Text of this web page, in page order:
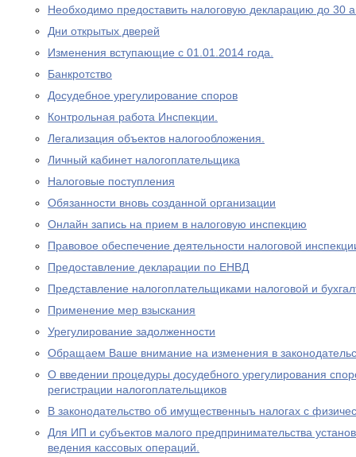
Необходимо предоставить налоговую декларацию до 30
Дни открытых дверей
Изменения вступающие с 01.01.2014 года.
Банкротство
Досудебное урегулирование споров
Контрольная работа Инспекции.
Легализация объектов налогообложения.
Личный кабинет налогоплательщика
Налоговые поступления
Обязанности вновь созданной организации
Онлайн запись на прием в налоговую инспекцию
Правовое обеспечение деятельности налоговой
Предоставление декларации по ЕНВД
Представление налогоплательщиками налоговой и
Применение мер взыскания
Урегулирование задолженности
Обращаем Ваше внимание на изменения в
О введении процедуры досудебного урегулирования
регистрации налогоплательщиков
В законодательство об имущественныъ налогах с
Для ИП и субъектов малого предпринимательства
ведения кассовых операций.